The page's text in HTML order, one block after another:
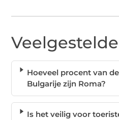
Hoeveel procent van
Bulgarije zijn Roma?
Is het veilig voor